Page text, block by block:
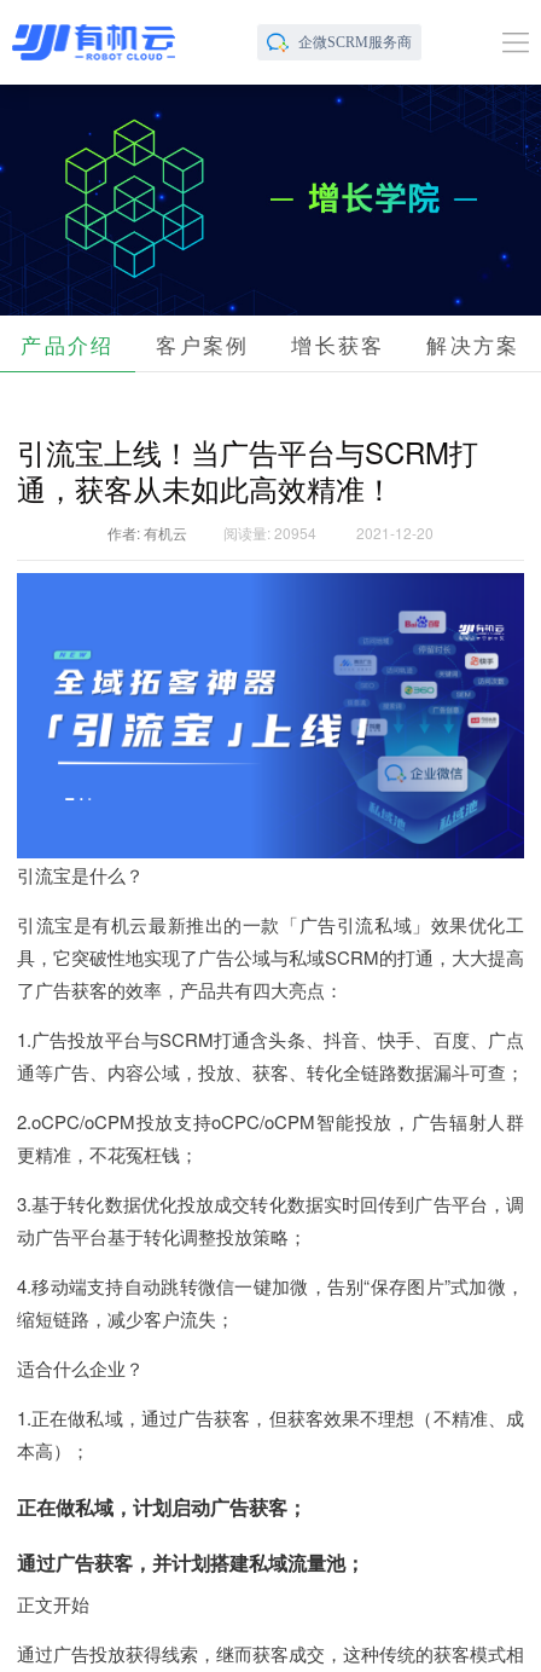
企微SCRM服务商
产品介绍 客户案例 增长获客 解决方案
引流宝上线！当广告平台与SCRM打
通，获客从未如此高效精准！
作者: 有机云 阅读量: 20954 2021-12-20
引流宝是什么？
引流宝是有机云最新推出的一款「广告引流私域」效果优化工
具，它突破性地实现了广告公域与私域SCRM的打通，大大提高
了广告获客的效率，产品共有四大亮点：
1.广告投放平台与SCRM打通含头条、抖音、快手、百度、广点
通等广告、内容公域，投放、获客、转化全链路数据漏斗可查；
2.oCPC/oCPM投放支持oCPC/oCPM智能投放，广告辐射人群
更精准，不花冤枉钱；
3.基于转化数据优化投放成交转化数据实时回传到广告平台，调
动广告平台基于转化调整投放策略；
4.移动端支持自动跳转微信一键加微，告别“保存图片”式加微，
缩短链路，减少客户流失；
适合什么企业？
1.正在做私域，通过广告获客，但获客效果不理想（不精准、成
本高）；
正在做私域，计划启动广告获客；
通过广告获客，并计划搭建私域流量池；
正文开始
通过广告投放获得线索，继而获客成交，这种传统的获客模式相